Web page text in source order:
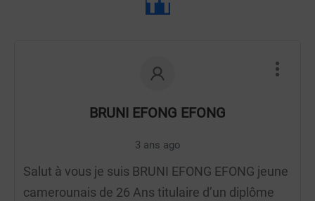
BRUNI EFONG EFONG
3 ans ago
Salut à vous je suis BRUNI EFONG EFONG jeune
camerounais de 26 Ans titulaire d’un diplôme